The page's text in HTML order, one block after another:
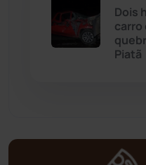
Palmas de Monte
Dois
carro
Piatã